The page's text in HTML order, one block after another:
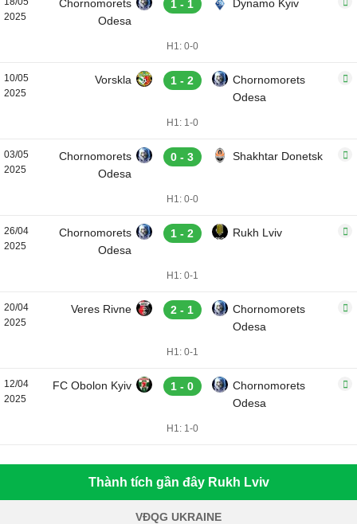
2025
Chornomorets
Odesa
1 - 1 Dynamo Kyiv
H1: 0-0
10/05
2025
Vorskla 1 - 2
Chornomorets
Odesa
H1: 1-0
03/05
2025
Chornomorets
Odesa
0 - 3 Shakhtar Donetsk
H1: 0-0
26/04
2025
Chornomorets
Odesa
1 - 2 Rukh Lviv
H1: 0-1
20/04
2025
Veres Rivne 2 - 1
Chornomorets
Odesa
H1: 0-1
12/04
2025
FC Obolon Kyiv 1 - 0
Chornomorets
Odesa
H1: 1-0
Thành tích gần đây Rukh Lviv
VĐQG UKRAINE